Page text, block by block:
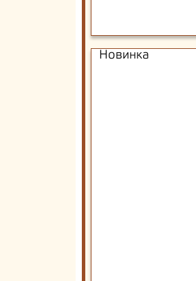
Новинка